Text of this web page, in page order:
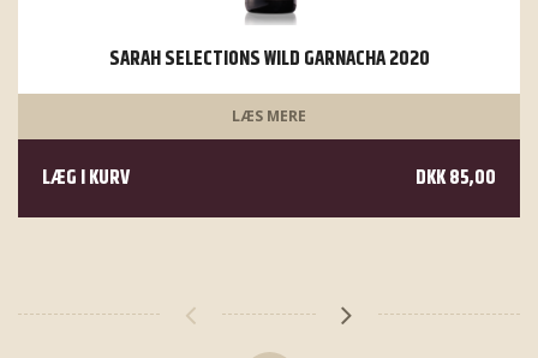
SARAH SELECTIONS WILD GARNACHA 2020
LÆS MERE
LÆG I KURV DKK 85,00